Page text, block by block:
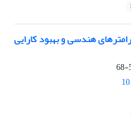
هندسی و بهبود کارایی